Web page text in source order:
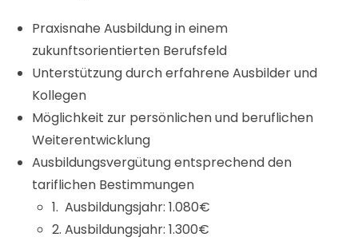
Praxisnahe Ausbildung in einem
zukunftsorientierten Berufsfeld
Unterstützung durch erfahrene Ausbilder und
Kollegen
Möglichkeit zur persönlichen und beruflichen
Weiterentwicklung
Ausbildungsvergütung entsprechend den
tariflichen Bestimmungen
1. Ausbildungsjahr: 1.080€
2. Ausbildungsjahr: 1.300€